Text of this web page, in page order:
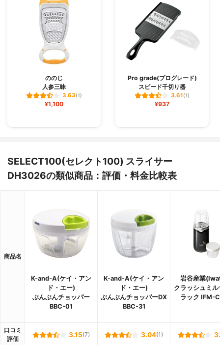
ののじ
人参三昧
3.63(1)
¥1,100
Pro grade(プログレード)
スピード千切り器
3.61(1)
¥937
SELECT100(セレクト100) スライサー
DH3026の類似商品：評価・料金比較表
商品名
K-and-A(ケイ・アン
ド・エー)
ぶんぶんチョッパー
BBC-01
K-and-A(ケイ・アン
ド・エー)
ぶんぶんチョッパーDX
BBC-31
岩谷産業
クラッシュミル
ラック IFM-
口コミ
評価
3.15(7) 3.04(1)